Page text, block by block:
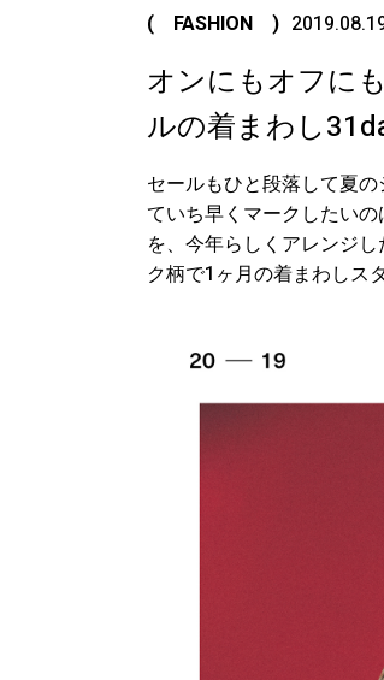
( FASHION )
オンにもオフに
ルの着まわし
セールもひと段落して夏
ていち早くマークしたい
を、今年らしくアレンジ
ク柄で1ヶ月の着まわしス